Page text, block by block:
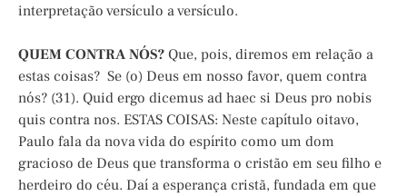
interpretação versículo a versículo.
QUEM CONTRA NÓS? Que, pois, diremos em relação a
estas coisas? Se (o) Deus em nosso favor, quem contra
nós? (31). Quid ergo dicemus ad haec si Deus pro nobis
quis contra nos. ESTAS COISAS: Neste capítulo oitavo,
Paulo fala da nova vida do espírito como um dom
gracioso de Deus que transforma o cristão em seu filho e
herdeiro do céu. Daí a esperança cristã, fundada em que